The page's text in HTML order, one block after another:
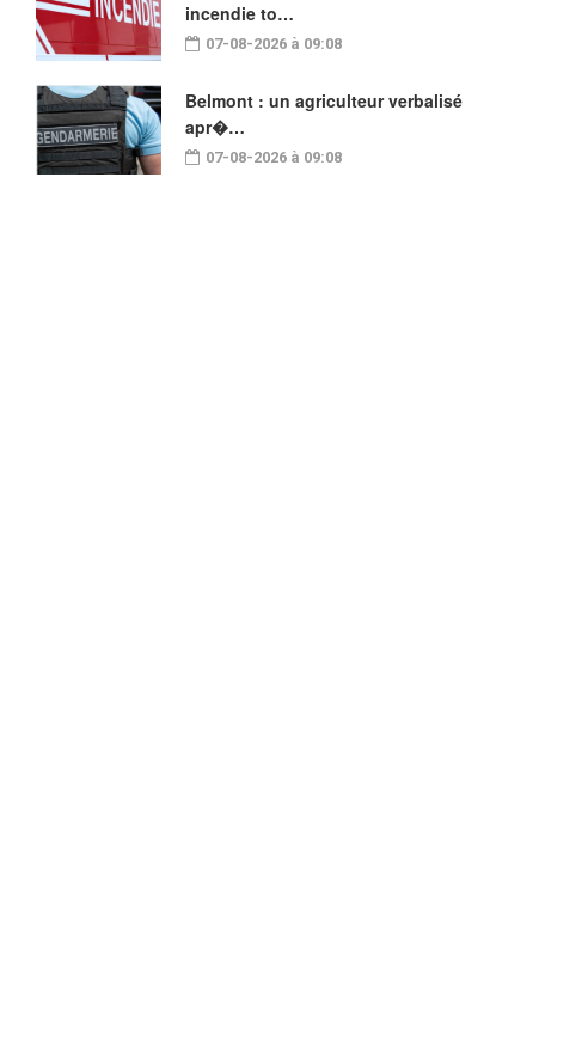
incendie to…
07-08-2026 à 09:08
Belmont : un agriculteur verbalisé
apr�…
07-08-2026 à 09:08